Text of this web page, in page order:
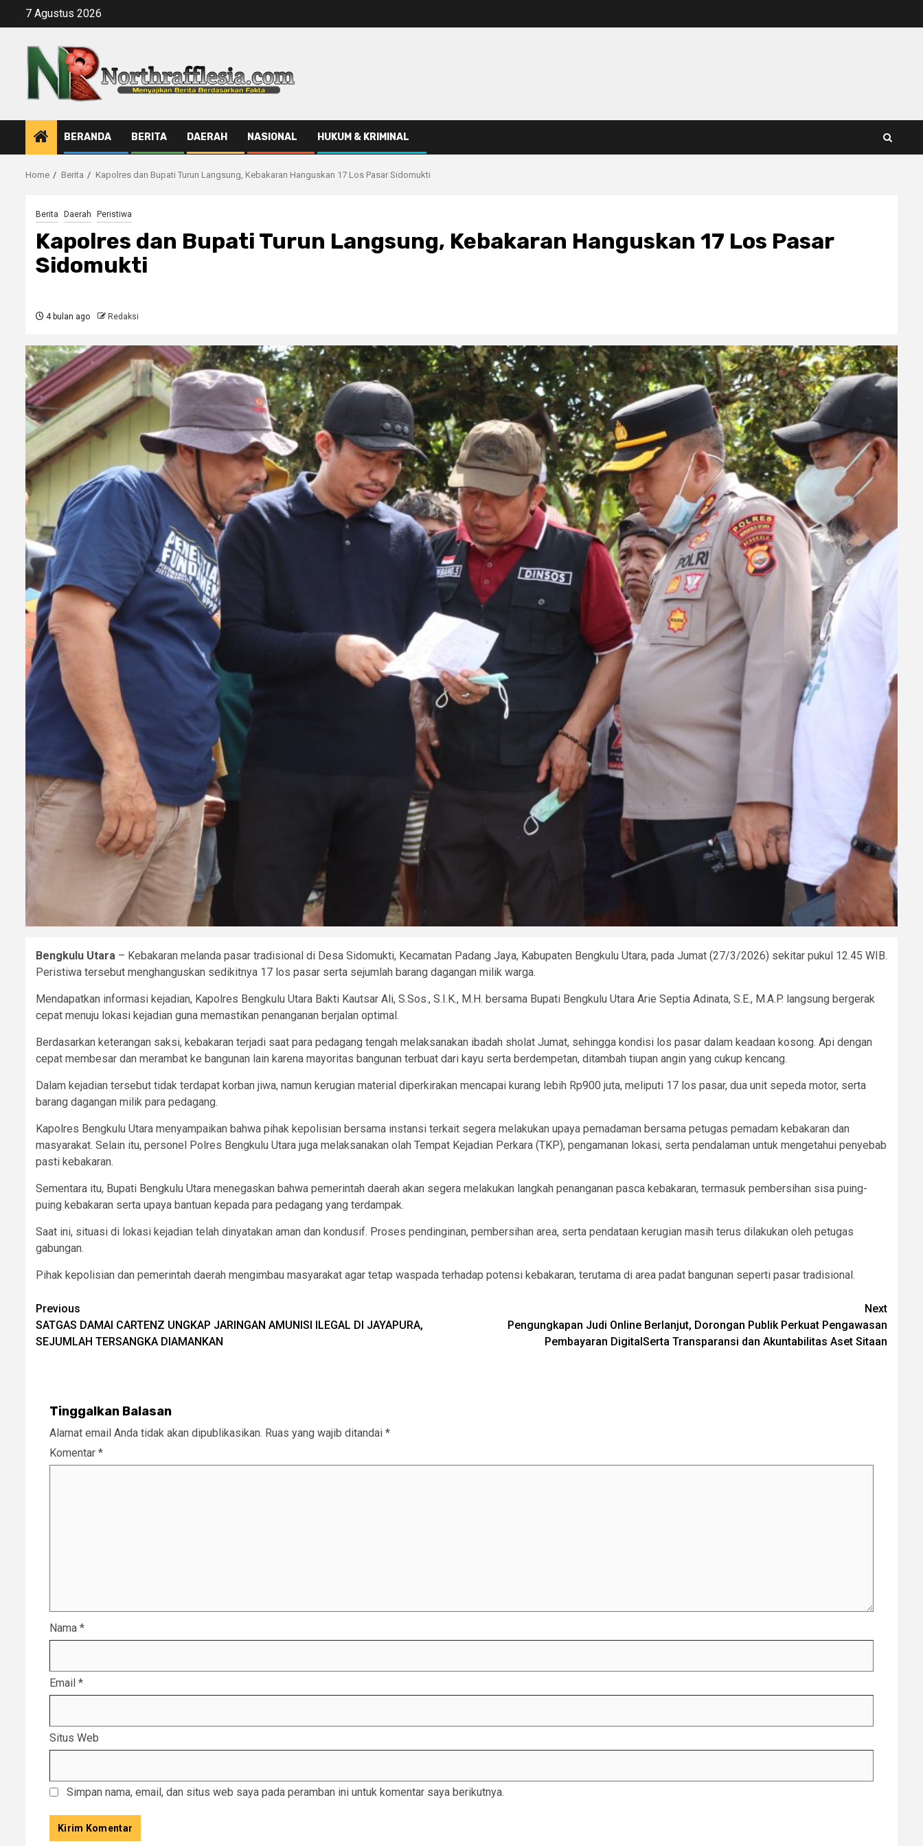
7 Agustus 2026
BERANDA BERITA DAERAH NASIONAL HUKUM & KRIMINAL
Home Berita Kapolres dan Bupati Turun Langsung, Kebakaran Hanguskan 17 Los Pasar Sidomukti
Berita Daerah Peristiwa
Kapolres dan Bupati Turun Langsung, Kebakaran Hanguskan 17 Los Pasar
Sidomukti
4 bulan ago Redaksi
Bengkulu Utara – Kebakaran melanda pasar tradisional di Desa Sidomukti, Kecamatan Padang Jaya, Kabupaten Bengkulu Utara, pada Jumat (27/3/2026) sekitar pukul 12.45 WIB.
Peristiwa tersebut menghanguskan sedikitnya 17 los pasar serta sejumlah barang dagangan milik warga.
Mendapatkan informasi kejadian, Kapolres Bengkulu Utara Bakti Kautsar Ali, S.Sos., S.I.K., M.H. bersama Bupati Bengkulu Utara Arie Septia Adinata, S.E., M.A.P. langsung bergerak
cepat menuju lokasi kejadian guna memastikan penanganan berjalan optimal.
Berdasarkan keterangan saksi, kebakaran terjadi saat para pedagang tengah melaksanakan ibadah sholat Jumat, sehingga kondisi los pasar dalam keadaan kosong. Api dengan
cepat membesar dan merambat ke bangunan lain karena mayoritas bangunan terbuat dari kayu serta berdempetan, ditambah tiupan angin yang cukup kencang.
Dalam kejadian tersebut tidak terdapat korban jiwa, namun kerugian material diperkirakan mencapai kurang lebih Rp900 juta, meliputi 17 los pasar, dua unit sepeda motor, serta
barang dagangan milik para pedagang.
Kapolres Bengkulu Utara menyampaikan bahwa pihak kepolisian bersama instansi terkait segera melakukan upaya pemadaman bersama petugas pemadam kebakaran dan
masyarakat. Selain itu, personel Polres Bengkulu Utara juga melaksanakan olah Tempat Kejadian Perkara (TKP), pengamanan lokasi, serta pendalaman untuk mengetahui penyebab
pasti kebakaran.
Sementara itu, Bupati Bengkulu Utara menegaskan bahwa pemerintah daerah akan segera melakukan langkah penanganan pasca kebakaran, termasuk pembersihan sisa puing-
puing kebakaran serta upaya bantuan kepada para pedagang yang terdampak.
Saat ini, situasi di lokasi kejadian telah dinyatakan aman dan kondusif. Proses pendinginan, pembersihan area, serta pendataan kerugian masih terus dilakukan oleh petugas
gabungan.
Pihak kepolisian dan pemerintah daerah mengimbau masyarakat agar tetap waspada terhadap potensi kebakaran, terutama di area padat bangunan seperti pasar tradisional.
Post
navigation
Previous
SATGAS DAMAI CARTENZ UNGKAP JARINGAN AMUNISI ILEGAL DI JAYAPURA,
SEJUMLAH TERSANGKA DIAMANKAN
Next
Pengungkapan Judi Online Berlanjut, Dorongan Publik Perkuat Pengawasan
Pembayaran DigitalSerta Transparansi dan Akuntabilitas Aset Sitaan
Tinggalkan Balasan
Alamat email Anda tidak akan dipublikasikan. Ruas yang wajib ditandai *
Komentar *
Nama *
Email *
Situs Web
Simpan nama, email, dan situs web saya pada peramban ini untuk komentar saya berikutnya.